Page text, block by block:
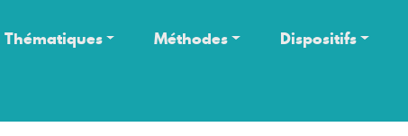
Thématiques Méthodes Dispositifs